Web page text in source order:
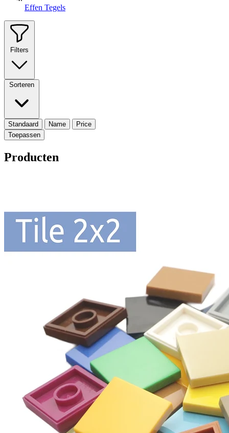
Effen Tegels
Filters
Sorteren
Standaard Name Price
Producten